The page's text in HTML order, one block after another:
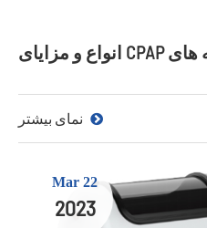
Mar 22
2023